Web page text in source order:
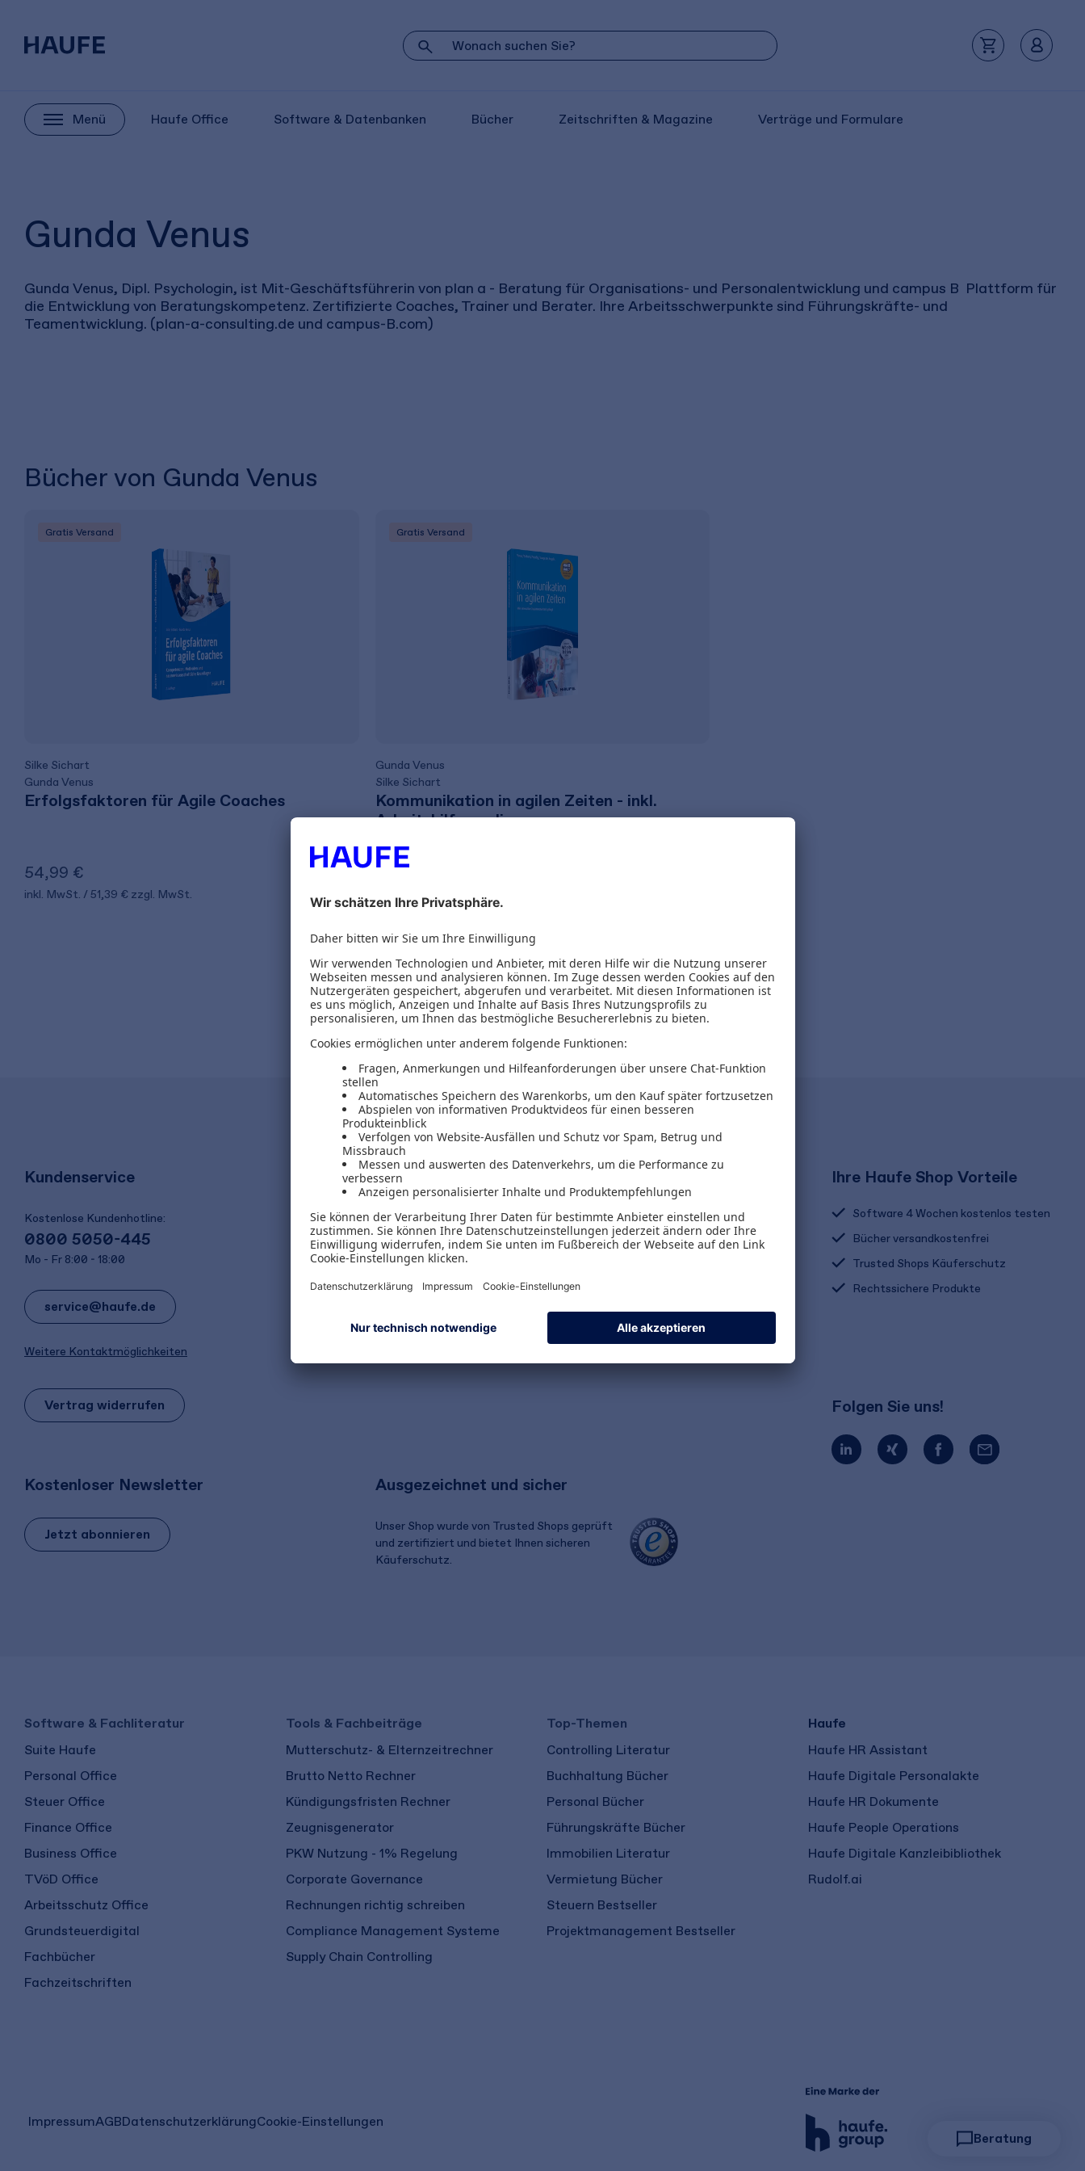
Menü Haufe Office Software & Datenbanken Bücher Zeitschriften & Magazine Verträge und Formulare
Gunda Venus
Gunda Venus, Dipl. Psychologin, ist Mit-Geschäftsführerin von plan a - Beratung für Organisations- und Personalentwicklung und campus B  Plattform für
die Entwicklung von Beratungskompetenz. Zertifizierte Coaches, Trainer und Berater. Ihre Arbeitsschwerpunkte sind Führungskräfte- und
Teamentwicklung. (plan-a-consulting.de und campus-B.com)
Bücher von Gunda Venus
Gratis Versand
Silke Sichart
Gunda Venus
Erfolgsfaktoren für Agile Coaches
54,99 €
inkl. MwSt. 51,39 € zzgl. MwSt.
Gratis Versand
Gunda Venus
Silke Sichart
Kommunikation in agilen Zeiten - inkl.
Arbeitshilfen online
39,95 €
inkl. MwSt. 37,34 € zzgl. MwSt.
Kundenservice
Kostenlose Kundenhotline:
0800 5050-445
Mo - Fr 8:00 - 18:00
service@haufe.de
Weitere Kontaktmöglichkeiten
Vertrag widerrufen
Versand & Zahlungsarten
Versandpauschalen
Kostenlose Rücksendungen
Alle Zahlungsarten
Kostenloser Newsletter
Jetzt abonnieren
Ausgezeichnet und sicher
Unser Shop wurde von Trusted Shops geprüft
und zertifiziert und bietet Ihnen sicheren
Käuferschutz.
Ihre Haufe Shop Vorteile
Software 4 Wochen kostenlos testen
Bücher versandkostenfrei
Trusted Shops Käuferschutz
Rechtssichere Produkte
Folgen Sie uns!
Software & Fachliteratur
Suite Haufe
Personal Office
Steuer Office
Finance Office
Business Office
TVöD Office
Arbeitsschutz Office
Grundsteuerdigital
Fachbücher
Fachzeitschriften
Tools & Fachbeiträge
Mutterschutz- & Elternzeitrechner
Brutto Netto Rechner
Kündigungsfristen Rechner
Zeugnisgenerator
PKW Nutzung - 1% Regelung
Corporate Governance
Rechnungen richtig schreiben
Compliance Management Systeme
Supply Chain Controlling
Top-Themen
Controlling Literatur
Buchhaltung Bücher
Personal Bücher
Führungskräfte Bücher
Immobilien Literatur
Vermietung Bücher
Steuern Bestseller
Projektmanagement Bestseller
Haufe
Haufe HR Assistant
Haufe Digitale Personalakte
Haufe HR Dokumente
Haufe People Operations
Haufe Digitale Kanzleibibliothek
Rudolf.ai
ImpressumAGB(öffnet
DatenschutzerklärungCookie-Einstellungen
Beratung